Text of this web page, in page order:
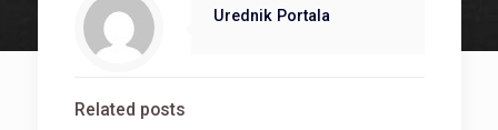
Urednik Portala
Related posts